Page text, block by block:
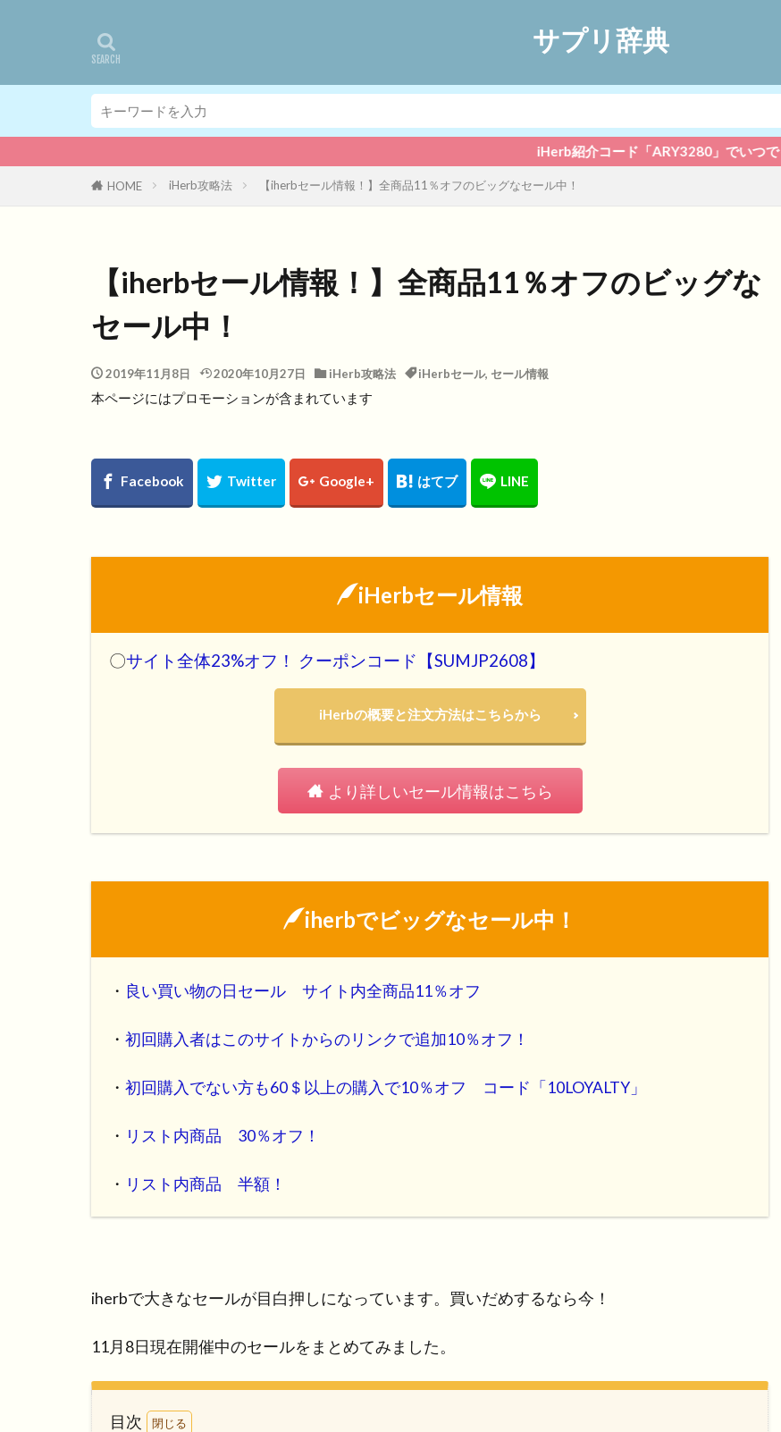
サプリ辞典
iHerb紹介コード「ARY3280」でいつでも5％オフ！
HOME iHerb攻略法 【iherbセール情報！】全商品11％オフのビッグなセール中！
【iherbセール情報！】全商品11％オフのビッグな
セール中！
2019年11月8日 2020年10月27日 iHerb攻略法 iHerbセール, セール情報
本ページにはプロモーションが含まれています
iHerbセール情報
〇サイト全体23%オフ！ クーポンコード【SUMJP2608】
iHerbの概要と注文方法はこちらから
より詳しいセール情報はこちら
iherbでビッグなセール中！
・ 良い買い物の日セール サイト内全商品11％オフ
・ 初回購入者はこのサイトからのリンクで追加10％オフ！
・ 初回購入でない方も60＄以上の購入で10％オフ コード「10LOYALTY」
・ リスト内商品 30％オフ！
・ リスト内商品 半額！
iherbで大きなセールが目白押しになっています。買いだめするなら今！
11月8日現在開催中のセールをまとめてみました。
目次